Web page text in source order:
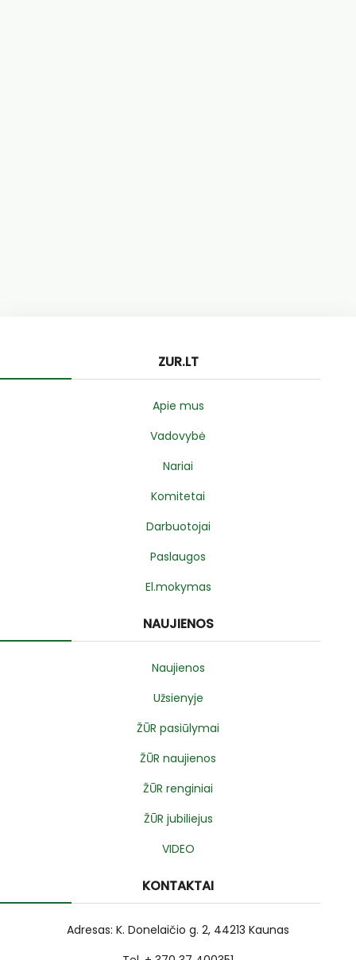
ZUR.LT
Apie mus
Vadovybė
Nariai
Komitetai
Darbuotojai
Paslaugos
El.mokymas
NAUJIENOS
Naujienos
Užsienyje
ŽŪR pasiūlymai
ŽŪR naujienos
ŽŪR renginiai
ŽŪR jubiliejus
VIDEO
KONTAKTAI
Adresas: K. Donelaičio g. 2, 44213 Kaunas